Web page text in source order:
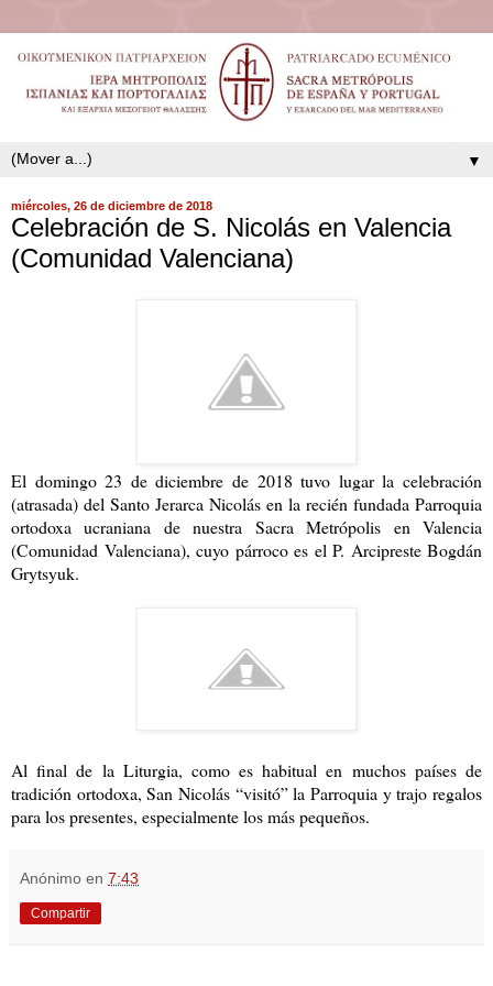
▼
miércoles, 26 de diciembre de 2018
Celebración de S. Nicolás en Valencia
(Comunidad Valenciana)
El domingo 23 de diciembre de 2018 tuvo lugar la celebración
(atrasada) del Santo Jerarca Nicolás en la recién fundada Parroquia
ortodoxa ucraniana de nuestra Sacra Metrópolis en Valencia
(Comunidad Valenciana), cuyo párroco es el P. Arcipreste Bogdán
Grytsyuk.
Al final de la Liturgia, como es habitual en muchos países de
tradición ortodoxa, San Nicolás “visitó” la Parroquia y trajo regalos
para los presentes, especialmente los más pequeños.
Anónimo en 7:43
Compartir